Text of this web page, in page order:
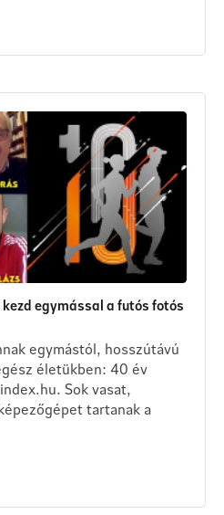
kezd egymással a futós fotós
egymástól, hosszútávú
életükben: 40 év
Sok vasat,
tartanak a